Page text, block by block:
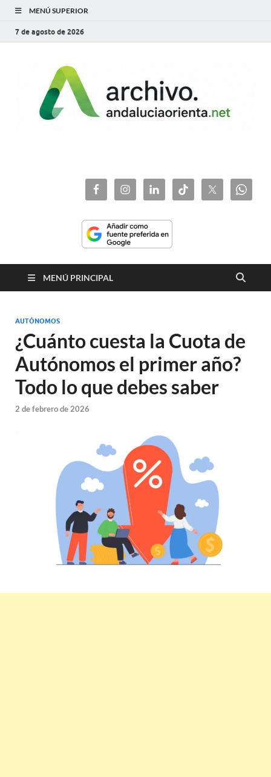
MENÚ SUPERIOR
7 de agosto de 2026
MENÚ PRINCIPAL
AUTÓNOMOS
¿Cuánto cuesta la Cuota de
Autónomos el primer año?
Todo lo que debes saber
2 de febrero de 2026